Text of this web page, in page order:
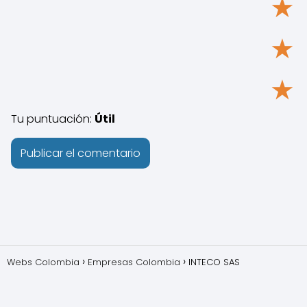
★
★
Tu puntuación: Útil
Webs Colombia Empresas Colombia INTECO SAS